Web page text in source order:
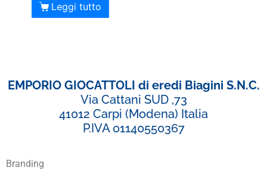
Leggi tutto
EMPORIO GIOCATTOLI di eredi Biagini S.N.C.
Via Cattani SUD ,73
41012 Carpi (Modena) Italia
P.IVA 01140550367
Branding